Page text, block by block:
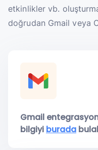
etkinlikler vb.
doğrudan Gmail veya
Gmail
bilgiyi burada